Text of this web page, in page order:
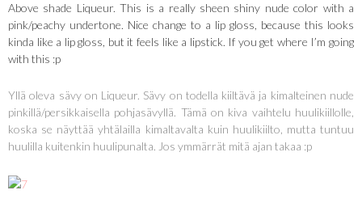
Above shade Liqueur. This is a really sheen shiny nude color with a
pink/peachy undertone. Nice change to a lip gloss, because this looks
kinda like a lip gloss, but it feels like a lipstick. If you get where I’m going
with this :p
Yllä oleva sävy on Liqueur. Sävy on todella kiiltävä ja kimalteinen nude
pinkillä/persikkaisella pohjasävyllä. Tämä on kiva vaihtelu huulikiillolle,
koska se näyttää yhtälailla kimaltavalta kuin huulikiilto, mutta tuntuu
huulilla kuitenkin huulipunalta. Jos ymmärrät mitä ajan takaa :p